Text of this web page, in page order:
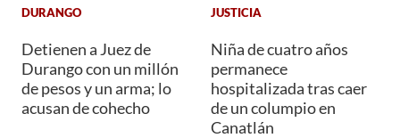
DURANGO
Detienen a Juez de
Durango con un millón
de pesos y un arma; lo
acusan de cohecho
JUSTICIA
Niña de cuatro años
permanece
hospitalizada tras caer
de un columpio en
Canatlán